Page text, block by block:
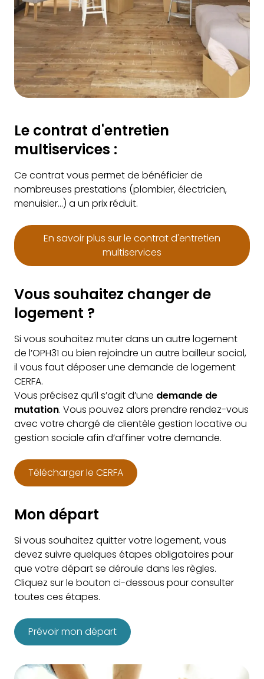
Le contrat d'entretien
multiservices :
Ce contrat vous permet de bénéficier de
nombreuses prestations (plombier, électricien,
menuisier…) a un prix réduit.
En savoir plus sur le contrat d'entretien
multiservices
Vous souhaitez changer de
logement ?
Si vous souhaitez muter dans un autre logement
de l’OPH31 ou bien rejoindre un autre bailleur social,
il vous faut déposer une demande de logement
CERFA.
Vous précisez qu’il s’agit d’une demande de
mutation. Vous pouvez alors prendre rendez-vous
avec votre chargé de clientèle gestion locative ou
gestion sociale afin d’affiner votre demande.
Télécharger le CERFA
Mon départ
Si vous souhaitez quitter votre logement, vous
devez suivre quelques étapes obligatoires pour
que votre départ se déroule dans les règles.
Cliquez sur le bouton ci-dessous pour consulter
toutes ces étapes.
Prévoir mon départ